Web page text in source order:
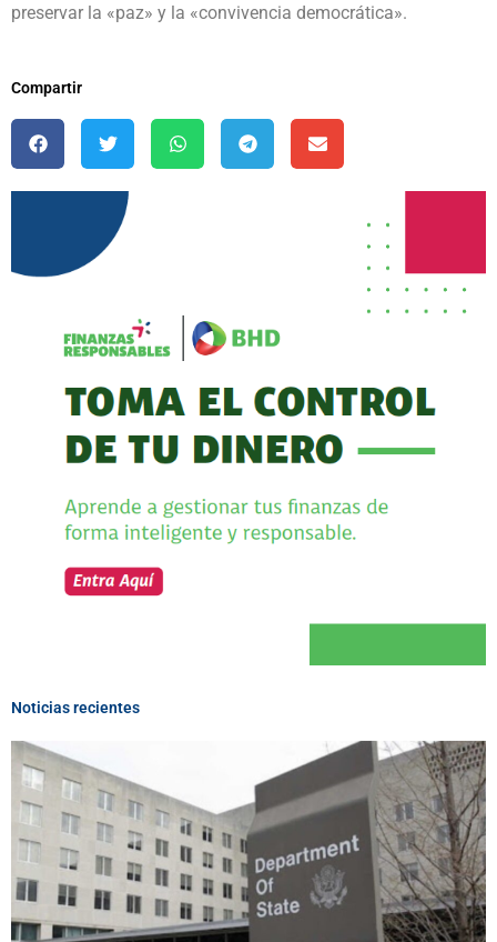
preservar la «paz» y la «convivencia democrática».
Compartir
Noticias recientes